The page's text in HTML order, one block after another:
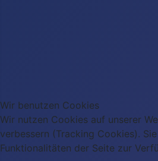
Wir benutzen Cookies
Wir nutzen Cookies auf unserer
verbessern (Tracking Cookies).
Funktionalitäten der Seite zur